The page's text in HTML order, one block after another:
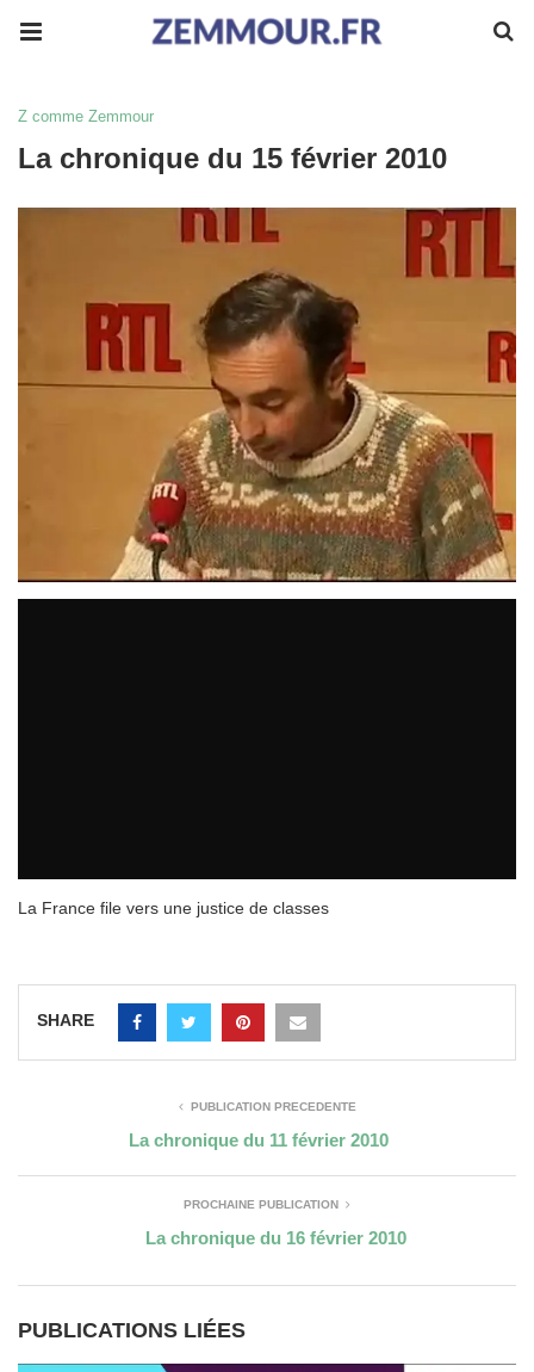
Z comme Zemmour
La chronique du 15 février 2010
La France file vers une justice de classes
SHARE
PUBLICATION PRÉCÉDENTE
La chronique du 11 février 2010
PROCHAINE PUBLICATION
La chronique du 16 février 2010
PUBLICATIONS LIÉES